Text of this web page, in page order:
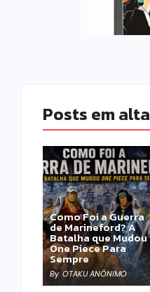
Posts em alta
Como Foi a Guerra
de Marineford? A
Batalha que Mudou
One Piece Para
Sempre
By OTAKU ANÔNIMO